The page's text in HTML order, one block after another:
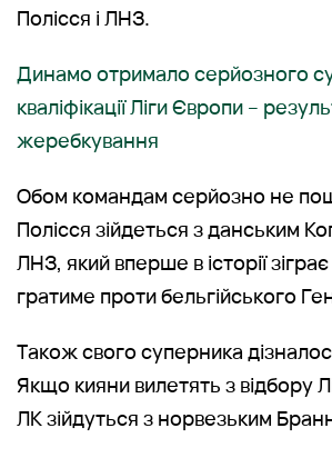
Полісся і ЛНЗ.
Динамо отримало серйозного
кваліфікації Ліги Європи –
жеребкування
Обом командам серйозно не
Полісся зійдеться з данським
ЛНЗ, який вперше в історії
гратиме проти бельгійського
Також свого суперника
Якщо кияни вилетять з відбору
ЛК зійдуться з норвезьким